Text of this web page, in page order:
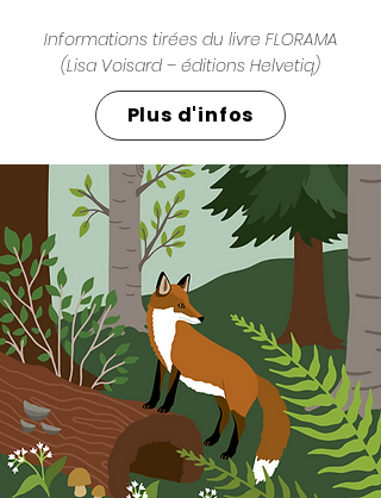
Informations tirées du livre FLORAMA
(Lisa Voisard – éditions Helvetiq)
Plus d'infos